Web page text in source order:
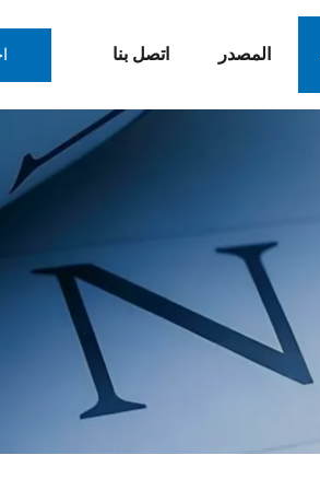
المصدر اتصل بنا